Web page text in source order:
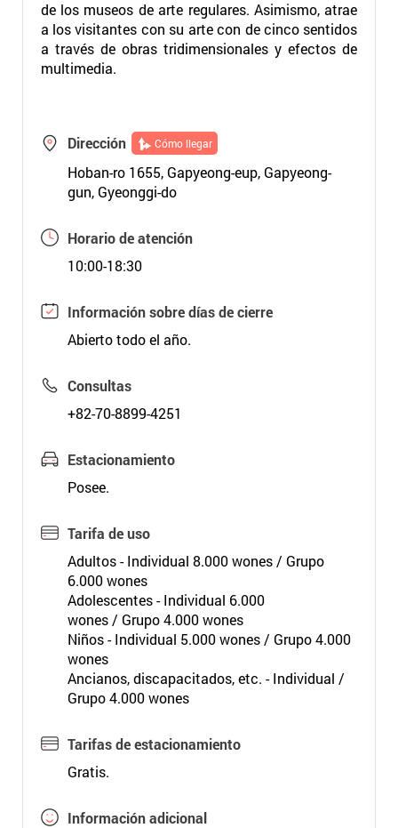
de los museos de arte regulares. Asimismo, atrae
a los visitantes con su arte con de cinco sentidos
a través de obras tridimensionales y efectos de
multimedia.
Dirección Cómo llegar
Hoban-ro 1655, Gapyeong-eup, Gapyeong-
gun, Gyeonggi-do
Horario de atención
10:00-18:30
Información sobre días de cierre
Abierto todo el año.
Consultas
+82-70-8899-4251
Estacionamiento
Posee.
Tarifa de uso
Adultos - Individual 8.000 wones / Grupo
6.000 wones
Adolescentes - Individual 6.000
wones / Grupo 4.000 wones
Niños - Individual 5.000 wones / Grupo 4.000
wones
Ancianos, discapacitados, etc. - Individual /
Grupo 4.000 wones
Tarifas de estacionamiento
Gratis.
Información adicional